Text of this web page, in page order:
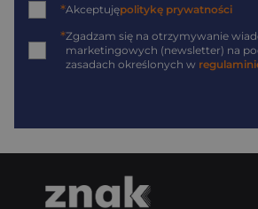
*Akceptujępolitykę prywatności
*Zgadzam się na otrzymywanie
marketingowych (newsletter) na
zasadach określonych w